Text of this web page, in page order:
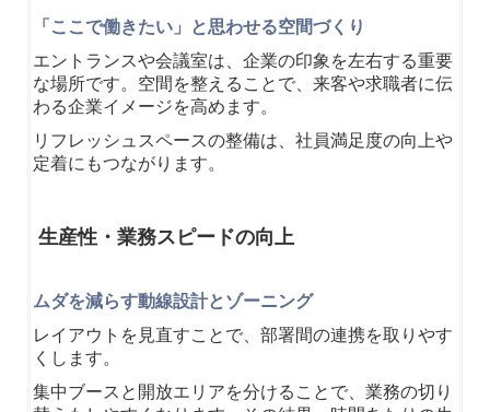
「ここで働きたい」と思わせる空間づくり
エントランスや会議室は、企業の印象を左右する重要
な場所です。 空間を整えることで、来客や求職者に伝
わる企業イメージを高めます。
リフレッシュスペースの整備は、社員満足度の向上や
定着にもつながります。
生産性・業務スピードの向上
ムダを減らす動線設計とゾーニング
レイアウトを見直すことで、部署間の連携を取りやす
くします。
集中ブースと開放エリアを分けることで、業務の切り